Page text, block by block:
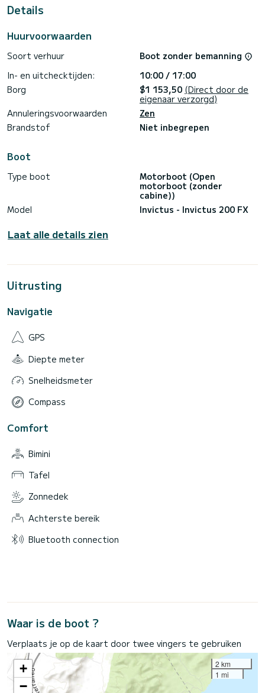
Details
Huurvoorwaarden
Soort verhuur
Boot zonder bemanning
In- en uitchecktijden:
10:00 / 17:00
Borg
$1 153,50 (Direct door de
eigenaar verzorgd)
Annuleringsvoorwaarden
Zen
Brandstof
Niet inbegrepen
Boot
Type boot
Motorboot (Open
motorboot (zonder
cabine))
Model
Invictus - Invictus 200 FX
Laat alle details zien
Uitrusting
Navigatie
GPS
Diepte meter
Snelheidsmeter
Compass
Comfort
Bimini
Tafel
Zonnedek
Achterste bereik
Bluetooth connection
Waar is de boot ?
Verplaats je op de kaart door twee vingers te gebruiken
+
−
2 km
1 mi